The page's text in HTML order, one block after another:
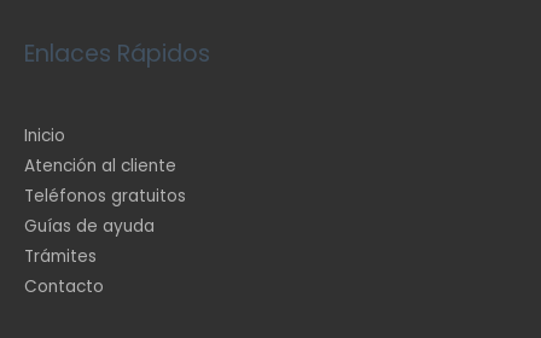
Enlaces Rápidos
Inicio
Atención al cliente
Teléfonos gratuitos
Guías de ayuda
Trámites
Contacto